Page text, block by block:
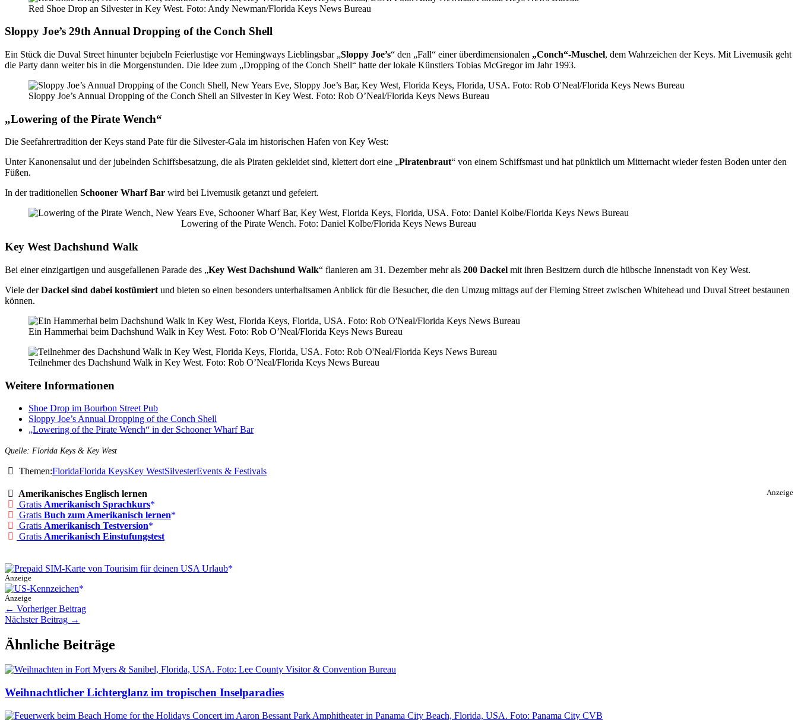
Red Shoe Drop an Silvester in Key West. Foto: Andy Newman/Florida Keys News Bureau
Sloppy Joe’s 29th Annual Dropping of the Conch Shell
Ein Stück die Duval Street hinunter bejubeln Feierlustige vor Hemingways Lieblingsbar „Sloppy Joe’s“ den „Fall“ einer überdimensionalen „Conch“-Muschel, dem Wahrzeichen der Keys. Mit Livemusik geht
die Party dann weiter bis in die Morgenstunden. Die Idee zum „Dropping of the Conch Shell“ hatte der lokale Künstlers Tobias McGregor im Jahr 1993.
Sloppy Joe’s Annual Dropping of the Conch Shell an Silvester in Key West. Foto: Rob O’Neal/Florida Keys News Bureau
„Lowering of the Pirate Wench“
Die Seefahrertradition der Keys stand Pate für die Silvester-Gala im historischen Hafen von Key West:
Unter Kanonensalut und der jubelnden Schiffsbesatzung, die als Piraten gekleidet sind, klettert dort eine „Piratenbraut“ von einem Schiffsmast und hat pünktlich um Mitternacht wieder festen Boden unter den
Füßen.
In der traditionellen Schooner Wharf Bar wird bei Livemusik getanzt und gefeiert.
Lowering of the Pirate Wench. Foto: Daniel Kolbe/Florida Keys News Bureau
Key West Dachshund Walk
Bei einer einzigartigen und ausgefallenen Parade des „Key West Dachshund Walk“ flanieren am 31. Dezember mehr als 200 Dackel mit ihren Besitzern durch die hübsche Innenstadt von Key West.
Viele derDackel sind dabei kostümiert und bieten so einen besonders unterhaltsamen Anblick für die Besucher, die den Umzug mittags auf der Fleming Street zwischen Whitehead und Duval Street bestaunen
können.
Ein Hammerhai beim Dachshund Walk in Key West. Foto: Rob O’Neal/Florida Keys News Bureau
Teilnehmer des Dachshund Walk in Key West. Foto: Rob O’Neal/Florida Keys News Bureau
Weitere Informationen
Shoe Drop im Bourbon Street Pub
Sloppy Joe’s Annual Dropping of the Conch Shell
„Lowering of the Pirate Wench“ in der Schooner Wharf Bar
Quelle: Florida Keys & Key West
Themen:FloridaFlorida KeysKey WestSilvesterEvents & Festivals
Anzeige
Amerikanisches Englisch lernen
Gratis Amerikanisch Sprachkurs
Gratis Buch zum Amerikanisch lernen
Gratis Amerikanisch Testversion
Gratis Amerikanisch Einstufungstest
Anzeige
Anzeige
← Vorheriger Beitrag
Nächster Beitrag →
Ähnliche Beiträge
Weihnachtlicher Lichterglanz im tropischen Inselparadies